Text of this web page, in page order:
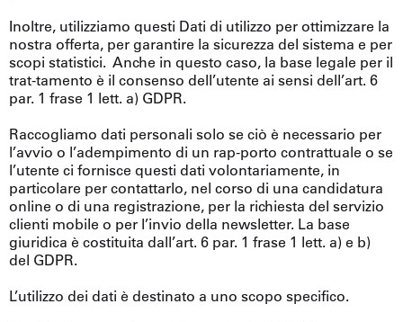
Inoltre, utilizziamo questi Dati di utilizzo per ottimizzare la
nostra offerta, per garantire la sicurezza del sistema e per
scopi statistici. Anche in questo caso, la base legale per il
trat-tamento è il consenso dell’utente ai sensi dell’art. 6
par. 1 frase 1 lett. a) GDPR.
Raccogliamo dati personali solo se ciò è necessario per
l’avvio o l’adempimento di un rap-porto contrattuale o se
l’utente ci fornisce questi dati volontariamente, in
particolare per contattarlo, nel corso di una candidatura
online o di una registrazione, per la richiesta del servizio
clienti mobile o per l’invio della newsletter. La base
giuridica è costituita dall’art. 6 par. 1 frase 1 lett. a) e b)
del GDPR.
L’utilizzo dei dati è destinato a uno scopo specifico.